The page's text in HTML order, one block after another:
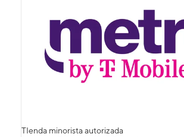
TIenda minorista autorizada